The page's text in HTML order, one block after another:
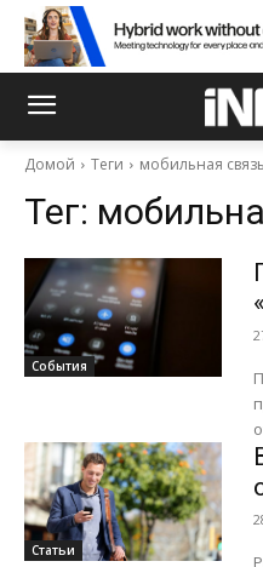
Домой Теги мобильная связь
Тег:
События
Статьи